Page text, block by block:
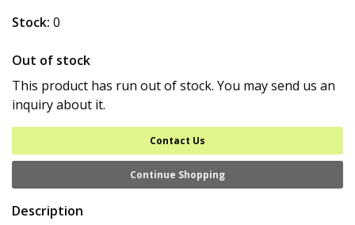
Stock: 0
Out of stock
This product has run out of stock. You may send us an
inquiry about it.
Contact Us
Continue Shopping
Description